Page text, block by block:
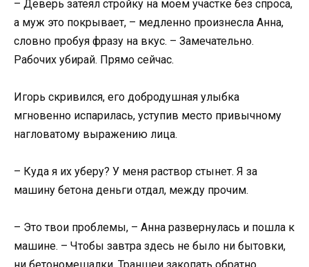
– Деверь затеял стройку на моем участке без спроса,
а муж это покрывает, – медленно произнесла Анна,
словно пробуя фразу на вкус. – Замечательно.
Рабочих убирай. Прямо сейчас.
Игорь скривился, его добродушная улыбка
мгновенно испарилась, уступив место привычному
нагловатому выражению лица.
– Куда я их уберу? У меня раствор стынет. Я за
машину бетона деньги отдал, между прочим.
– Это твои проблемы, – Анна развернулась и пошла к
машине. – Чтобы завтра здесь не было ни бытовки,